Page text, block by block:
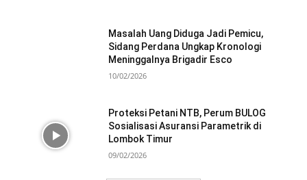
Masalah Uang Diduga Jadi Pemicu,
Sidang Perdana Ungkap Kronologi
Meninggalnya Brigadir Esco
10/02/2026
Proteksi Petani NTB, Perum BULOG
Sosialisasi Asuransi Parametrik di
Lombok Timur
09/02/2026